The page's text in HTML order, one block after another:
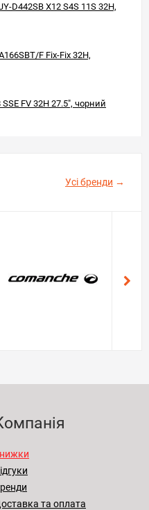
D442SB X12 S4S 11S 32H,
F Fix-Fix 32H,
FV 32H 27.5", чорний
Усі бренди →
та оплата